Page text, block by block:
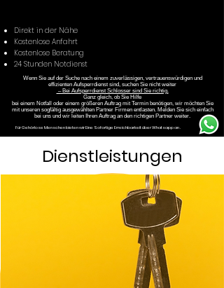
Direkt in der Nähe
Kostenlose Anfahrt
Kostenlose Beratung
24 Stunden Notdienst
Wenn Sie auf der Suche nach einem zuverlässigen, vertrauenswürdigen und
effizienten Aufsperrdienst sind, suchen Sie nicht weiter
– Bei Aufsperrdienst Schlosser sind Sie richtig.
Ganz gleich, ob Sie Hilfe
bei einem Notfall oder einem größeren Auftrag mit Termin benötigen, wir möchten Sie
mit unseren sogfältig ausgewählten Partner Firmen entlasten. Melden Sie sich einfach
bei uns und wir leiten Ihren Auftrag an den richtigen Partner weiter.
Für Gehörlose Menschen bieten wir Eine Sofortige Erreichbarkeit über Whatsapp an .
Dienstleistungen